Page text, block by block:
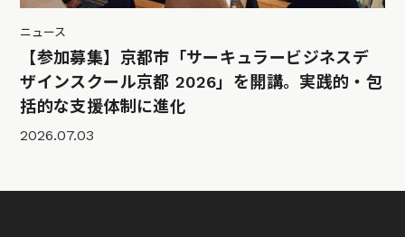
ニュース
【参加募集】京都市「サーキュラービジネスデ
ザインスクール京都 2026」を開講。実践的・包
括的な支援体制に進化
2026.07.03